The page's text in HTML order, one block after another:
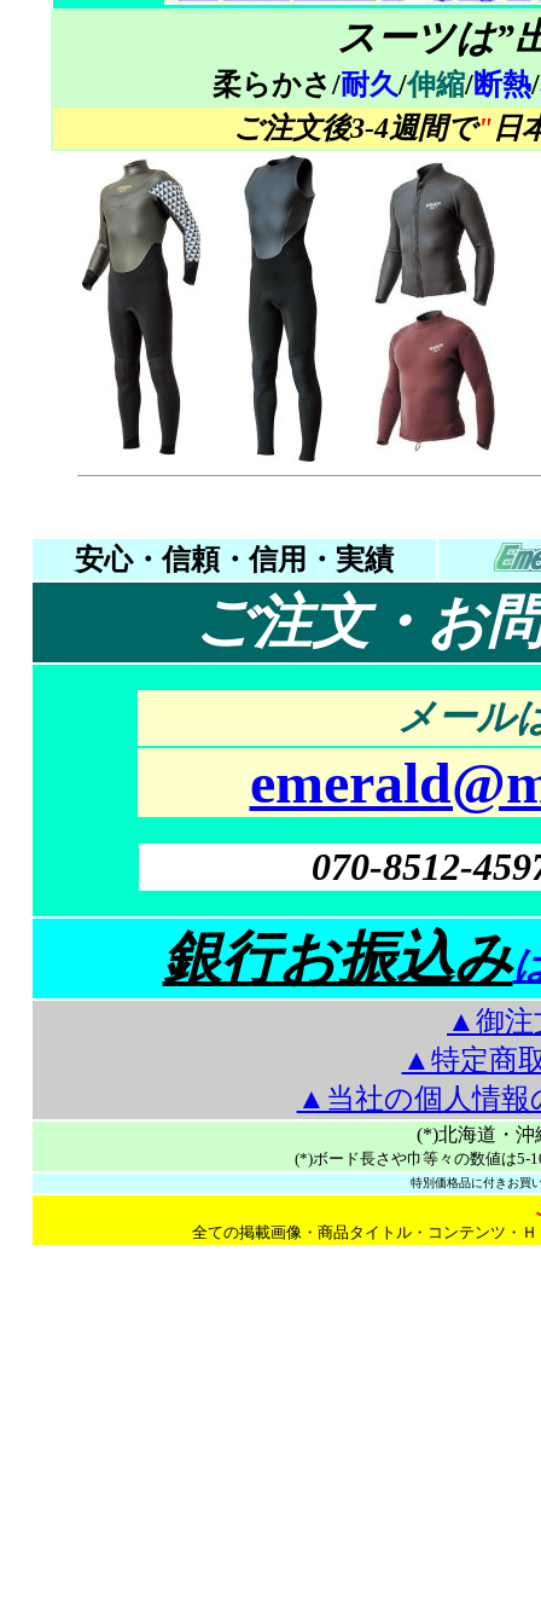
スーツは”
柔らかさ/耐久/伸縮/断熱/
ご注文後3-4週間で"日
安心・信頼・信用・実績
ご注文・お
メール
070-8512-
銀行お振込み
▲御注
▲特定商
▲当社の個人情報
(*)北海道・沖
(*)ボード長さや巾等々の数値は5-
特別価格品に付きお買
全ての掲載画像・商品タイトル・コンテンツ・